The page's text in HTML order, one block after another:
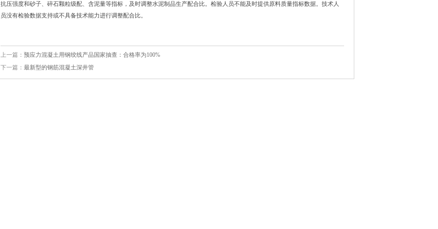
抗压强度和砂子、碎石颗粒级配、含泥量等指标，及时调整水泥制品生产配合比。检验人员不能及时提供原料质量指标数据。技术人
员没有检验数据支持或不具备技术能力进行调整配合比。
上一篇： 预应力混凝土用钢绞线产品国家抽查：合格率为100%
下一篇： 最新型的钢筋混凝土深井管